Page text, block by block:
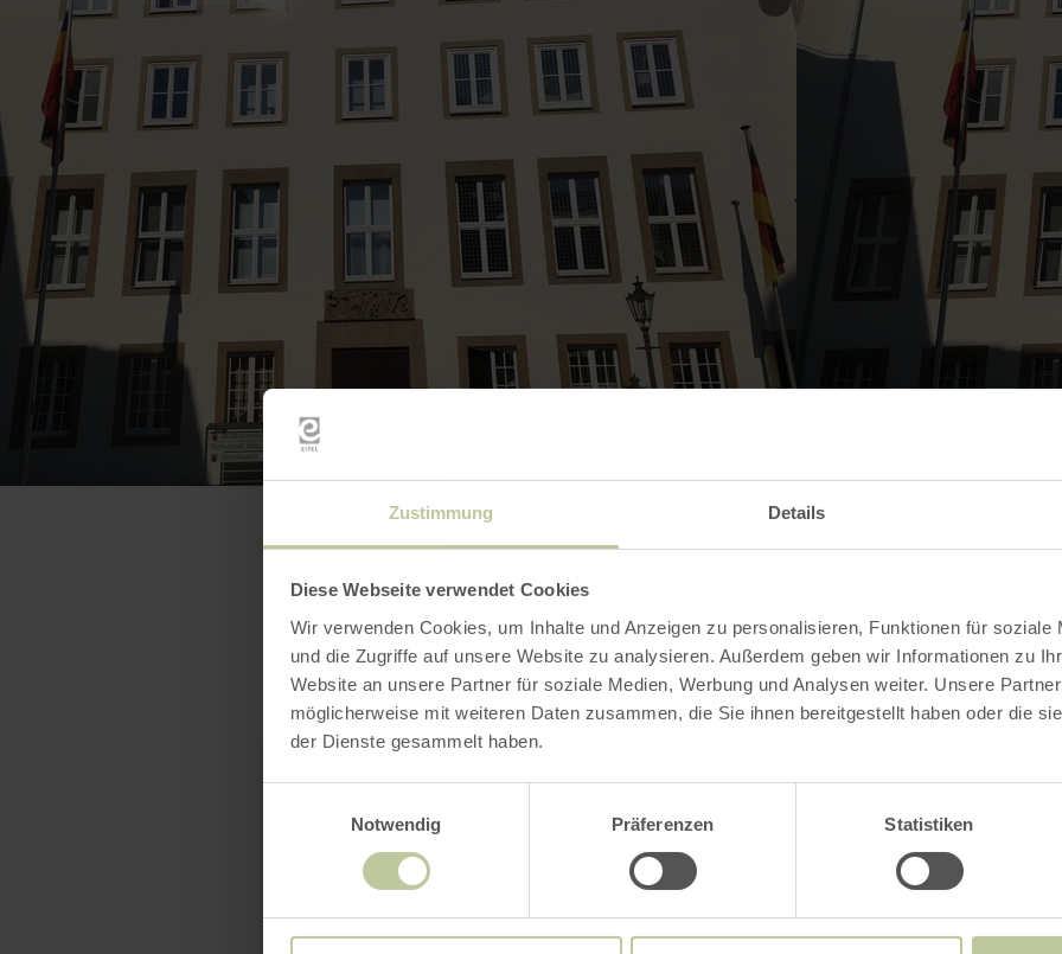
Zustimmung Details
Diese Webseite verwendet Cookies
Wir verwenden Cookies, um Inhalte und Anzeigen zu personalisieren, Funktionen für soziale
und die Zugriffe auf unsere Website zu analysieren. Außerdem geben wir Informationen zu
Website an unsere Partner für soziale Medien, Werbung und Analysen weiter. Unsere
möglicherweise mit weiteren Daten zusammen, die Sie ihnen bereitgestellt haben oder die
der Dienste gesammelt haben.
Notwendig
Präferenzen Statistiken
Contact